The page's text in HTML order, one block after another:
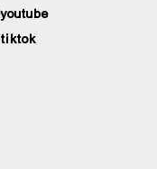
youtube
tiktok